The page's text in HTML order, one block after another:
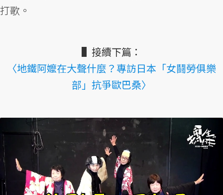
打歌。
▌接續下篇：
〈地鐵阿嬤在大聲什麼？專訪日本「女鬪勞俱樂
部」抗爭歐巴桑〉